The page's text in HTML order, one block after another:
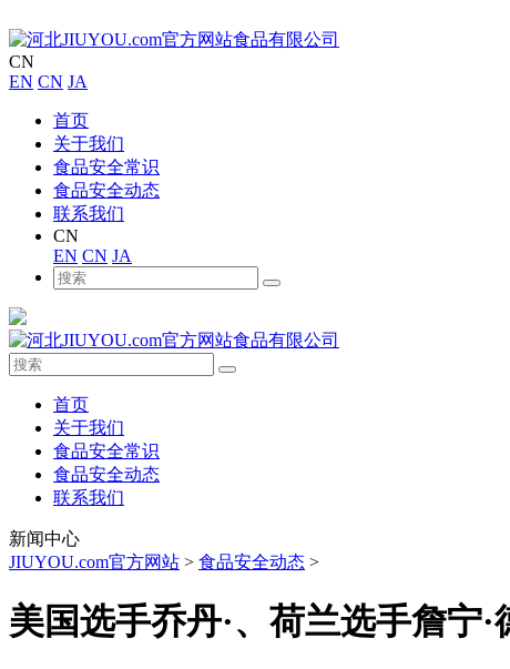
CN
EN CN JA
首页
关于我们
食品安全常识
食品安全动态
联系我们
CN
EN CN JA
首页
关于我们
食品安全常识
食品安全动态
联系我们
新闻中心
JIUYOU.com官方网站 > 食品安全动态 >
美国选手乔丹·、荷兰选手詹宁·